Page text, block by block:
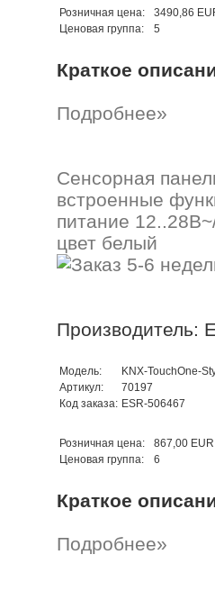
Розничная цена:
3490,86
Ценовая группа:
5
Краткое
Подробнее»
Сенсорная
встроенные
питание
цвет белый
Производитель:
Модель:
KNX-TouchOne-
Артикул:
70197
Код заказа: ESR-506467
Розничная цена:
867,00 EUR
Ценовая группа:
6
Краткое
Подробнее»